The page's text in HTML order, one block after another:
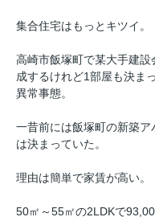
集合住宅はもっとキツイ。
高崎市飯塚町で某大手建
成するけれど1部屋も決ま
異常事態。
一昔前には飯塚町の新築
は決まっていた。
理由は簡単で家賃が高い。
50㎡～55㎡の2LDKで